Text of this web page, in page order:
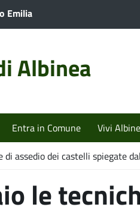
Emilia
Albinea
Entra in Comune Vivi
assedio dei castelli spiegate
le